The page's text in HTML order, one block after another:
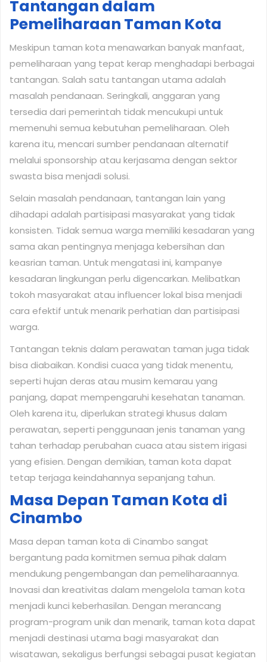
Tantangan dalam
Pemeliharaan Taman Kota
Meskipun taman kota menawarkan banyak manfaat,
pemeliharaan yang tepat kerap menghadapi berbagai
tantangan. Salah satu tantangan utama adalah
masalah pendanaan. Seringkali, anggaran yang
tersedia dari pemerintah tidak mencukupi untuk
memenuhi semua kebutuhan pemeliharaan. Oleh
karena itu, mencari sumber pendanaan alternatif
melalui sponsorship atau kerjasama dengan sektor
swasta bisa menjadi solusi.
Selain masalah pendanaan, tantangan lain yang
dihadapi adalah partisipasi masyarakat yang tidak
konsisten. Tidak semua warga memiliki kesadaran yang
sama akan pentingnya menjaga kebersihan dan
keasrian taman. Untuk mengatasi ini, kampanye
kesadaran lingkungan perlu digencarkan. Melibatkan
tokoh masyarakat atau influencer lokal bisa menjadi
cara efektif untuk menarik perhatian dan partisipasi
warga.
Tantangan teknis dalam perawatan taman juga tidak
bisa diabaikan. Kondisi cuaca yang tidak menentu,
seperti hujan deras atau musim kemarau yang
panjang, dapat mempengaruhi kesehatan tanaman.
Oleh karena itu, diperlukan strategi khusus dalam
perawatan, seperti penggunaan jenis tanaman yang
tahan terhadap perubahan cuaca atau sistem irigasi
yang efisien. Dengan demikian, taman kota dapat
tetap terjaga keindahannya sepanjang tahun.
Masa Depan Taman Kota di
Cinambo
Masa depan taman kota di Cinambo sangat
bergantung pada komitmen semua pihak dalam
mendukung pengembangan dan pemeliharaannya.
Inovasi dan kreativitas dalam mengelola taman kota
menjadi kunci keberhasilan. Dengan merancang
program-program unik dan menarik, taman kota dapat
menjadi destinasi utama bagi masyarakat dan
wisatawan, sekaligus berfungsi sebagai pusat kegiatan